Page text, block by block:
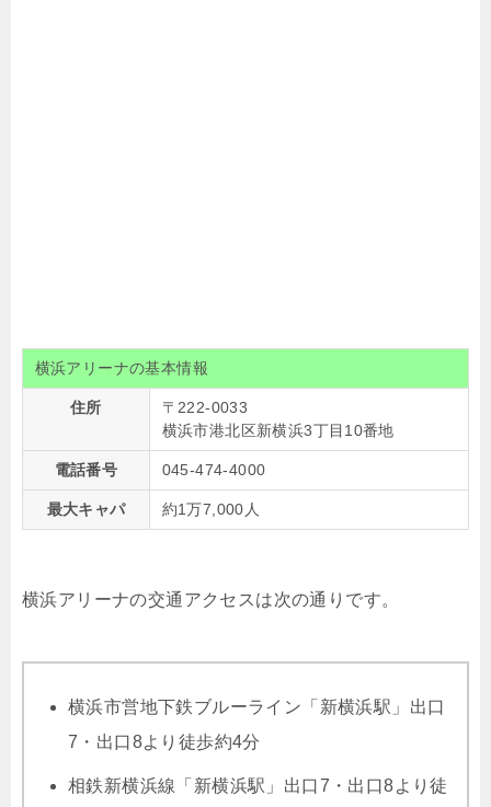
横浜アリーナの基本情報
住所
〒222-0033
横浜市港北区新横浜3丁目10番地
電話番号 045-474-4000
最大キャパ 約1万7,000人
横浜アリーナの交通アクセスは次の通りです。
横浜市営地下鉄ブルーライン「新横浜駅」出口
7・出口8より徒歩約4分
相鉄新横浜線「新横浜駅」出口7・出口8より徒